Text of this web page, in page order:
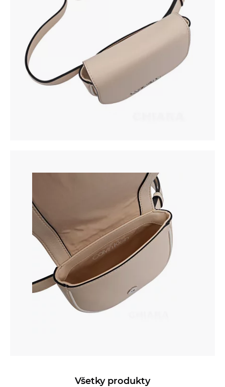
Všetky produkty